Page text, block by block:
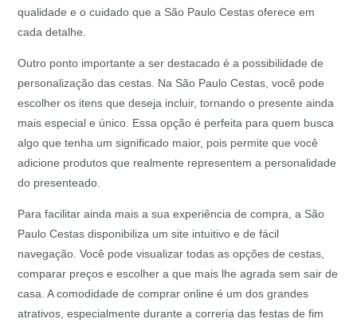
qualidade e o cuidado que a São Paulo Cestas oferece em
cada detalhe.
Outro ponto importante a ser destacado é a possibilidade de
personalização das cestas. Na São Paulo Cestas, você pode
escolher os itens que deseja incluir, tornando o presente ainda
mais especial e único. Essa opção é perfeita para quem busca
algo que tenha um significado maior, pois permite que você
adicione produtos que realmente representem a personalidade
do presenteado.
Para facilitar ainda mais a sua experiência de compra, a São
Paulo Cestas disponibiliza um site intuitivo e de fácil
navegação. Você pode visualizar todas as opções de cestas,
comparar preços e escolher a que mais lhe agrada sem sair de
casa. A comodidade de comprar online é um dos grandes
atrativos, especialmente durante a correria das festas de fim